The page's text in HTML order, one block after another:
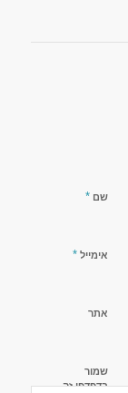
שם *
אימייל *
אתר
שמור
בדפדפן זה